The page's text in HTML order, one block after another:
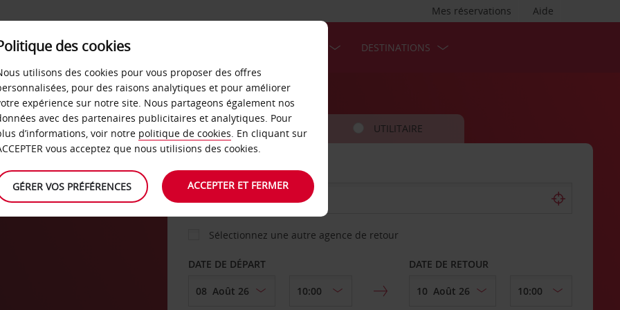
Aide
Mes réservations
LIBRE-SERVICE DESTINATIONS
VOITURE UTILITAIRE
AGENCE DE DÉPART
Sélectionnez une autre agence de retour
DATE DE DÉPART DATE DE RETOUR
des cookies
utilisons des cookies pour vous proposer des offres
pour des raisons analytiques et pour améliorer
expérience sur notre site. Nous partageons également nos
avec des partenaires publicitaires et analytiques. Pour
d’informations, voir notre politique de cookies. En cliquant sur
vous acceptez que nous utilisions des cookies.
GÉRER VOS PRÉFÉRENCES ACCEPTER ET FERMER